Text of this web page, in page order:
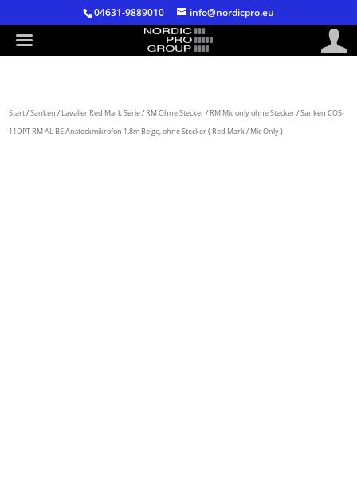
04631-9889010 info@nordicpro.eu
Start/Sanken / Lavalier Red Mark Serie/ RM Ohne Stecker/ RM Mic only ohne Stecker/ Sanken COS-
11DPT RM AL BE Ansteckmikrofon 1.8m Beige, ohne Stecker ( Red Mark / Mic Only )